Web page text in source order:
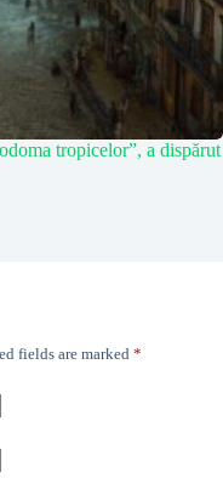
tropicelor”, a dispărut
fields are marked *